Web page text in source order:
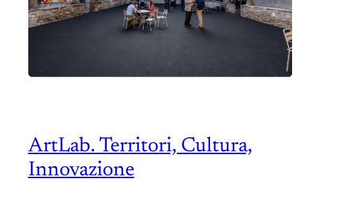
ArtLab. Territori, Cultura,
Innovazione